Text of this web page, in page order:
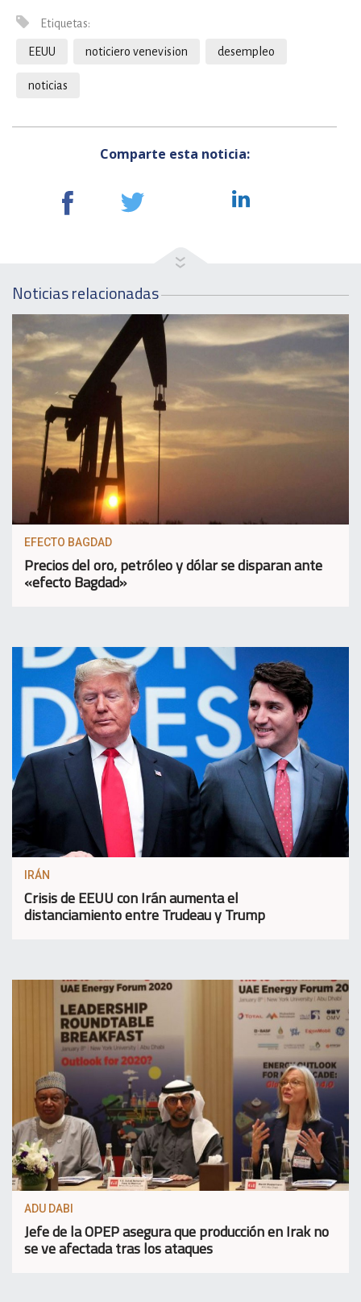
Etiquetas:
EEUU noticiero venevision desempleo
noticias
Comparte esta noticia:
Noticias relacionadas
EFECTO BAGDAD
Precios del oro, petróleo y dólar se disparan ante
«efecto Bagdad»
IRÁN
Crisis de EEUU con Irán aumenta el
distanciamiento entre Trudeau y Trump
ADU DABI
Jefe de la OPEP asegura que producción en Irak no
se ve afectada tras los ataques